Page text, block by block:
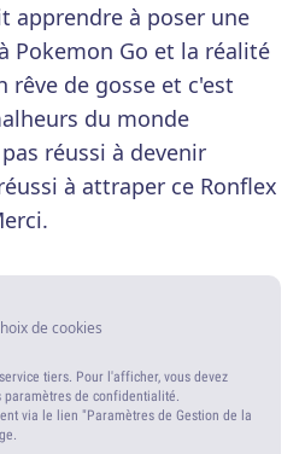
apprendre à poser une
Pokemon Go et la réalité
rêve de gosse et c'est
du monde
réussi à devenir
à attraper ce Ronflex
de cookies
tiers. Pour l'afficher, vous devez
paramètres de confidentialité.
via le lien "Paramètres de Gestion de la